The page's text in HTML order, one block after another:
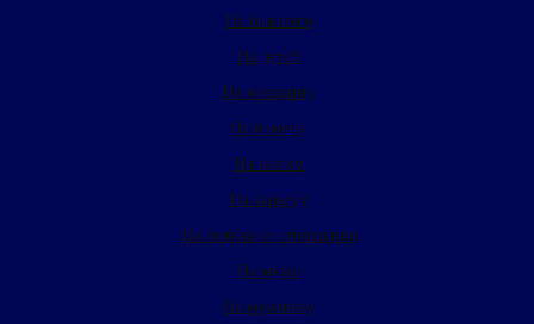
На бывшего
На детей
На женщину
На измену
На интим
На карьеру
На любовь и отношения
На мужа
На мужчину